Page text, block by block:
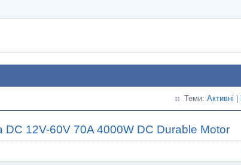
Теми: Активні
DC 12V-60V 70A 4000W DC Durable Motor